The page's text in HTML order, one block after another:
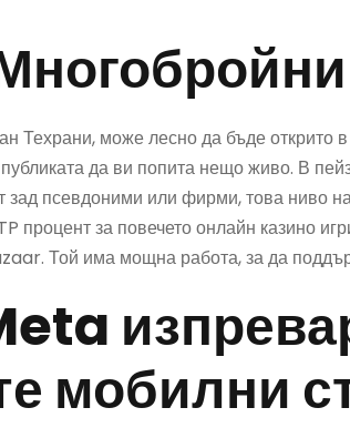
Техрани, може лесно да бъде открито
да ви попита нещо живо. В
зад псевдоними или фирми, това ниво
процент за повечето онлайн казино
Той има мощна работа, за да
мобилни